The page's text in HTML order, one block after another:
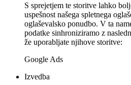
S sprejetjem te storitve lahko
uspešnost našega spletnega
oglaševalsko ponudbo. V ta
podatke sinhroniziramo z
že uporabljate njihove storitve:
Google Ads
Izvedba